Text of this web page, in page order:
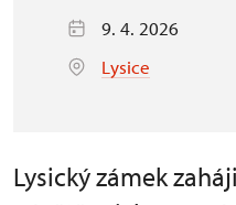
9. 4. 2026
Lysice
Lysický zámek